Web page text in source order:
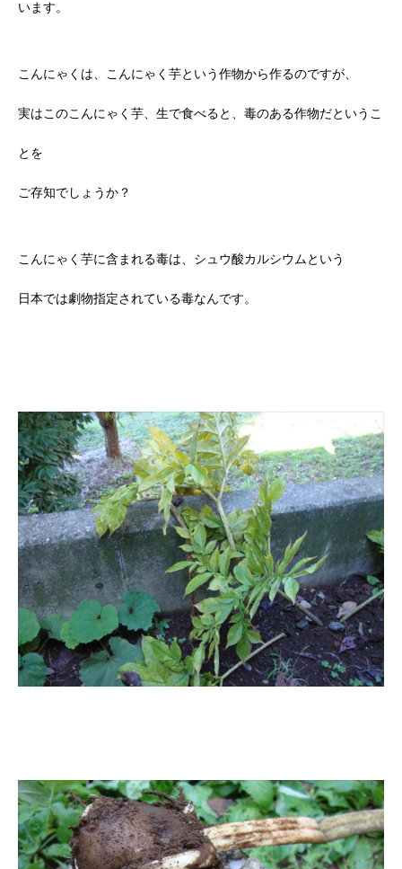
います。
こんにゃくは、こんにゃく芋という作物から作るのですが、
実はこのこんにゃく芋、生で食べると、毒のある作物だというこ
とを
ご存知でしょうか？
こんにゃく芋に含まれる毒は、シュウ酸カルシウムという
日本では劇物指定されている毒なんです。